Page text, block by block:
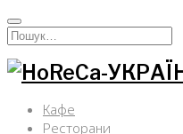
Перейти
кИскать:
Кафе
Ресторани